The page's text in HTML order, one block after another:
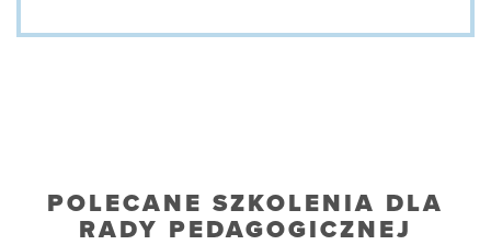
POLECANE SZKOLENIA DLA
RADY PEDAGOGICZNEJ